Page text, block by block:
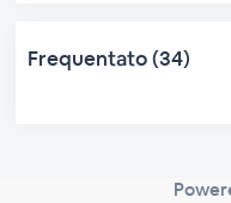
Frequentato (34)